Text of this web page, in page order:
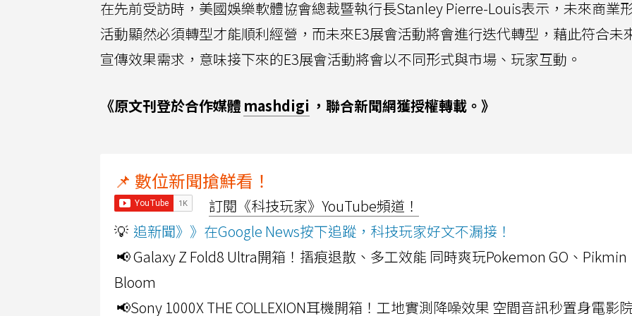
在先前受訪時，美國娛樂軟體協會總裁暨執行長Stanley Pierre-Louis表示，未來商業
活動顯然必須轉型才能順利經營，而未來E3展會活動將會進行迭代轉型，藉此符合未
宣傳效果需求，意味接下來的E3展會活動將會以不同形式與市場、玩家互動。
《原文刊登於合作媒體 mashdigi ，聯合新聞網獲授權轉載。》
📌 數位新聞搶鮮看！
訂閱《科技玩家》YouTube頻道！
💡 追新聞》》在Google News按下追蹤，科技玩家好文不漏接！
📢 Galaxy Z Fold8 Ultra開箱！摺痕退散、多工效能 同時爽玩Pokemon GO、Pikmin
Bloom
📢Sony 1000X THE COLLEXION耳機開箱！工地實測降噪效果 空間音訊秒置身電影